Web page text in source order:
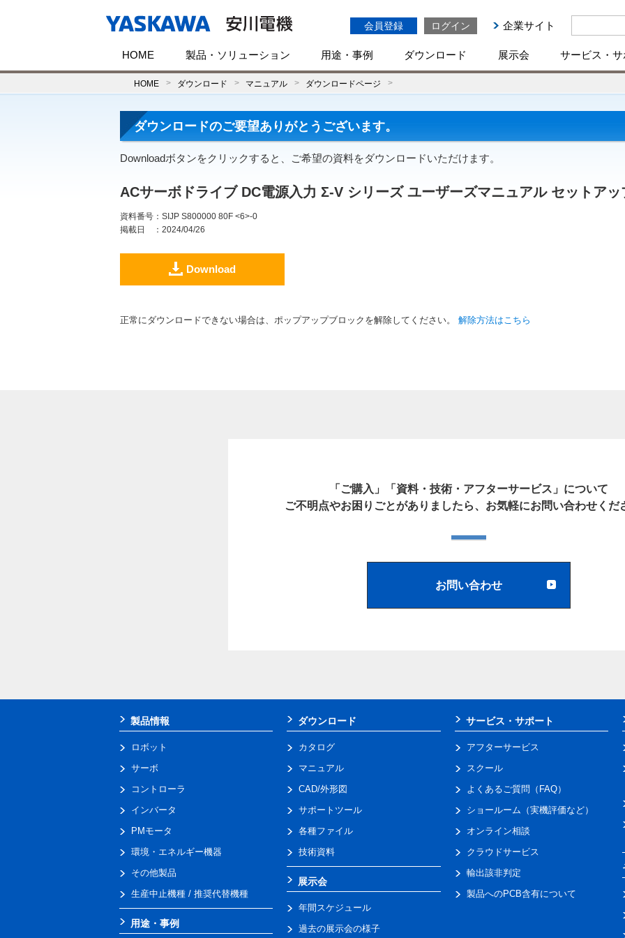
会員登録 ログイン 企業サイト
HOME 製品・ソリューション 用途・事例 ダウンロード 展示会 サービス・
HOME ダウンロード マニュアル ダウンロードページ
ダウンロードのご要望ありがとうございます。
Downloadボタンをクリックすると、ご希望の資料をダウンロードいただけます。
ACサーボドライブ DC電源入力 Σ-V シリーズ ユーザーズマニュアル セットア
資料番号 ：SIJP S800000 80F <6>-0
掲載日
：2024/04/26
Download
正常にダウンロードできない場合は、ポップアップブロックを解除してください。 解除方法はこちら
「ご購入」「資料・技術・アフターサービス」について
ご不明点やお困りごとがありましたら、お気軽にお問い合わせくだ
お問い合わせ
製品情報
ロボット
サーボ
コントローラ
インバータ
PMモータ
環境・エネルギー機器
その他製品
生産中止機種 / 推奨代替機種
用途・事例
ダウンロード
カタログ
マニュアル
CAD/外形図
サポートツール
各種ファイル
技術資料
展示会
年間スケジュール
過去の展示会の様子
サービス・サポート
アフターサービス
スクール
よくあるご質問（FAQ）
ショールーム（実機評価など）
オンライン相談
クラウドサービス
輸出該非判定
製品へのPCB含有について